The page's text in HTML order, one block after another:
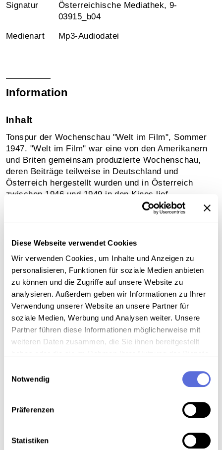
Diese Webseite verwendet Cookies
Wir verwenden Cookies, um Inhalte und Anzeigen zu
personalisieren, Funktionen für soziale Medien anbieten
zu können und die Zugriffe auf unsere Website zu
analysieren. Außerdem geben wir Informationen zu Ihrer
Verwendung unserer Website an unsere Partner für
soziale Medien, Werbung und Analysen weiter. Unsere
Partner führen diese Informationen möglicherweise mit
weiteren Daten zusammen, die Sie ihnen bereitgestellt
Notwendig
Präferenzen
Statistiken
Signatur
Österreichische Mediathek, 9-
03915_b04
Medienart Mp3-Audiodatei
Information
Inhalt
Tonspur der Wochenschau "Welt im Film", Sommer
1947. "Welt im Film" war eine von den Amerikanern
und Briten gemeinsam produzierte Wochenschau,
deren Beiträge teilweise in Deutschland und
Österreich hergestellt wurden und in Österreich
zwischen 1946 und 1949 in den Kinos lief.
Download
Metadaten
Verortung in der digitalen Sammlung
Politik,Wirtschaft
Publizierte und